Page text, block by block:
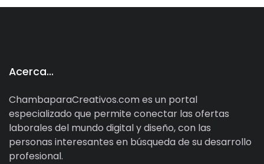
Acerca…
ChambaparaCreativos.com es un portal
especializado que permite conectar las ofertas
laborales del mundo digital y diseño, con las
personas interesantes en búsqueda de su desarrollo
profesional.